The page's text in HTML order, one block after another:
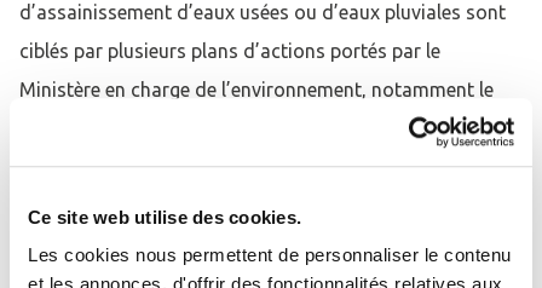
Ce site web utilise des cookies.
Les cookies nous permettent de personnaliser le contenu
d’assainissement d’eaux usées ou d’eaux pluviales sont
ciblés par plusieurs plans d’actions portés par le
Ministère en charge de l’environnement, notamment le
plan d’action associé «
Zéro déchet plastique en mer »(2020-2025).
Au niveau local, l’intérêt descollectivités
exploitants de réseauxpour le sujet se heurte encore